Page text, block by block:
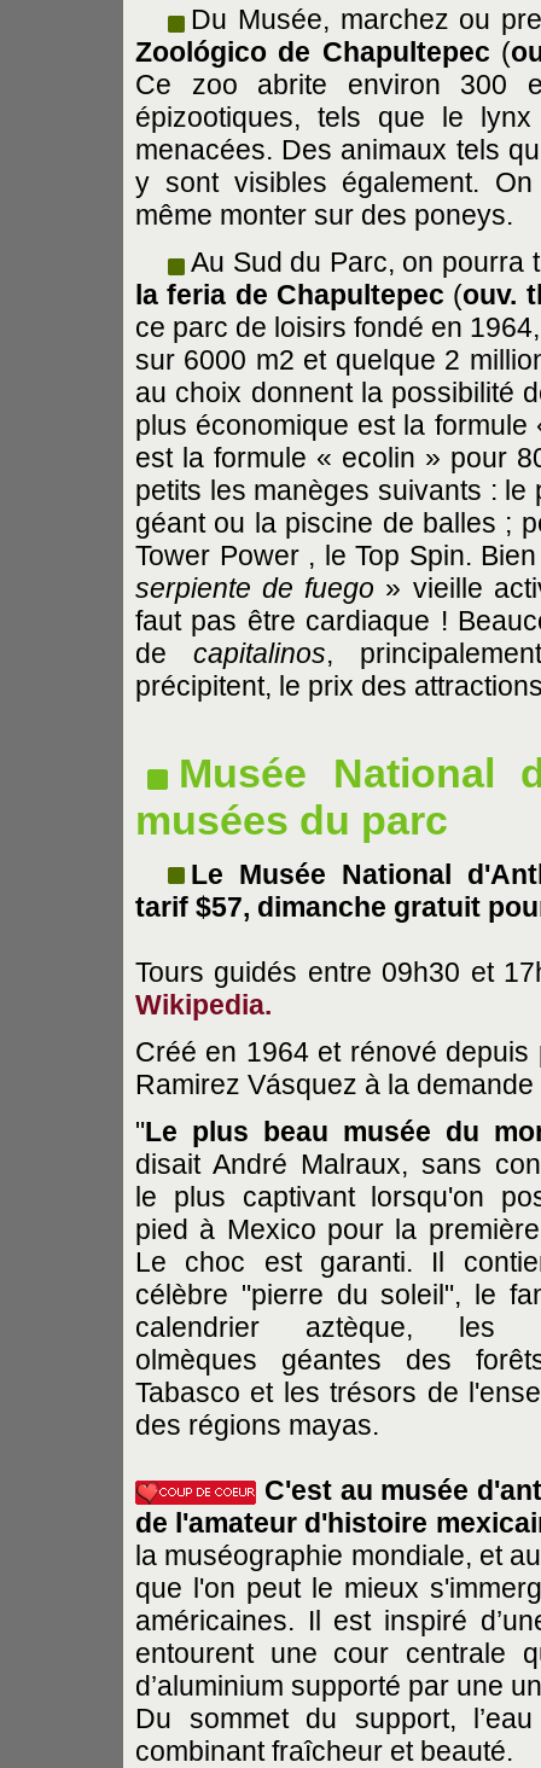
Du Musée, marchez ou
Zoológico de Chapultepec (
Ce zoo abrite environ 300
épizootiques, tels que le
menacées. Des animaux tels
y sont visibles également.
même monter sur des poneys.
Au Sud du Parc, on pourra
la feria de Chapultepec (ouv.
ce parc de loisirs fondé en
sur 6000 m2 et quelque 2
au choix donnent la possibilité
plus économique est la
est la formule « ecolin » pour
petits les manèges suivants :
géant ou la piscine de balles ;
Tower Power , le Top Spin.
serpiente de fuego » vieille
faut pas être cardiaque !
decapitalinos,
précipitent, le prix des
Musée National
musées du parc
Le Musée National
tarif $57, dimanche gratuit
Tours guidés entre 09h30 et
Wikipedia.
Créé en 1964 et rénové depuis
Ramirez Vásquez à la
"Le plus beau musée du
disait André Malraux, sans
le plus captivant lorsqu'on
pied à Mexico pour la
Le choc est garanti. Il
célèbre "pierre du soleil", le
calendrier aztèque, les
olmèques géantes des
Tabasco et les trésors de
des régions mayas.
C'est au musée
de l'amateur d'histoire
la muséographie mondiale, et
que l'on peut le mieux
américaines. Il est inspiré
entourent une cour centrale
d’aluminium supporté par une
Du sommet du support,
combinant fraîcheur et beauté.